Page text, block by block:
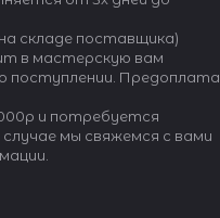
складе поставщика)
в мастерскую вам
поступлении. Предоплата
и потребуется
мы свяжемся с вами